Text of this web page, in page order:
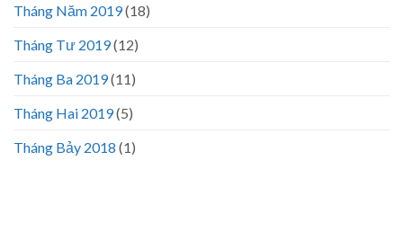
Tháng Năm 2019(18)
Tháng Tư 2019(12)
Tháng Ba 2019(11)
Tháng Hai 2019(5)
Tháng Bảy 2018 (1)